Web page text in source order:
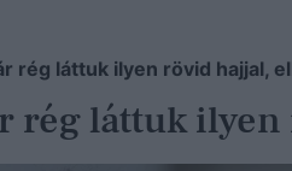
rég láttuk ilyen rövid hajjal,
rég láttuk